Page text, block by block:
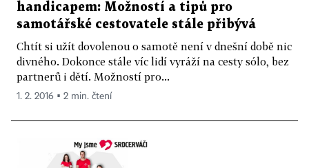
handicapem: Možností a tipů pro
samotářské cestovatele stále přibývá
Chtít si užít dovolenou o samotě není v dnešní době nic
divného. Dokonce stále víc lidí vyráží na cesty sólo, bez
partnerů i dětí. Možností pro...
1. 2. 2016 ▪ 2 min. čtení